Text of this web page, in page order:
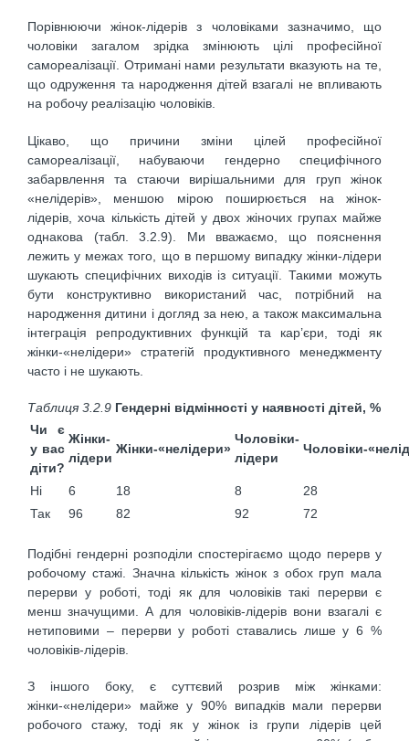
Порівнюючи жінок-лідерів з чоловіками зазначимо, що
чоловіки загалом зрідка змінюють цілі професійної
самореалізації. Отримані нами результати вказують на те,
що одруження та народження дітей взагалі не впливають
на робочу реалізацію чоловіків.
Цікаво, що причини зміни цілей професійної
самореалізації, набуваючи гендерно специфічного
забарвлення та стаючи вирішальними для груп жінок
«нелідерів», меншою мірою поширюється на жінок-
лідерів, хоча кількість дітей у двох жіночих групах майже
однакова (табл. 3.2.9). Ми вважаємо, що пояснення
лежить у межах того, що в першому випадку жінки-лідери
шукають специфічних виходів із ситуації. Такими можуть
бути конструктивно використаний час, потрібний на
народження дитини і догляд за нею, а також максимальна
інтеграція репродуктивних функцій та кар’єри, тоді як
жінки-«нелідери» стратегій продуктивного менеджменту
часто і не шукають.
Таблиця 3.2.9 Гендерні відмінності у наявності дітей, %
Чи є
у вас
діти?
Жінки-
лідери
Жінки-«нелідери»
Чоловіки-
лідери
Чоловіки-
Ні 6 18 8
28
Так
96 82 92 72
Подібні гендерні розподіли спостерігаємо щодо перерв у
робочому стажі. Значна кількість жінок з обох груп мала
перерви у роботі, тоді як для чоловіків такі перерви є
менш значущими. А для чоловіків-лідерів вони взагалі є
нетиповими – перерви у роботі ставались лише у 6 %
чоловіків-лідерів.
З іншого боку, є суттєвий розрив між жінками:
жінки-«нелідери» майже у 90% випадків мали перерви
робочого стажу, тоді як у жінок із групи лідерів цей